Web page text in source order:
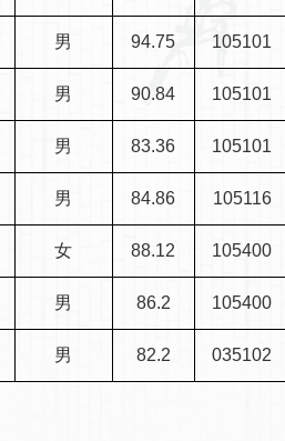
男 94.75 105101
男 90.84 105101
男 83.36 105101
男 84.86 105116
女 88.12 105400
男 86.2 105400
男 82.2 035102